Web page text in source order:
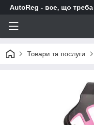
AutoReg - все, що треба
Товари та послуги